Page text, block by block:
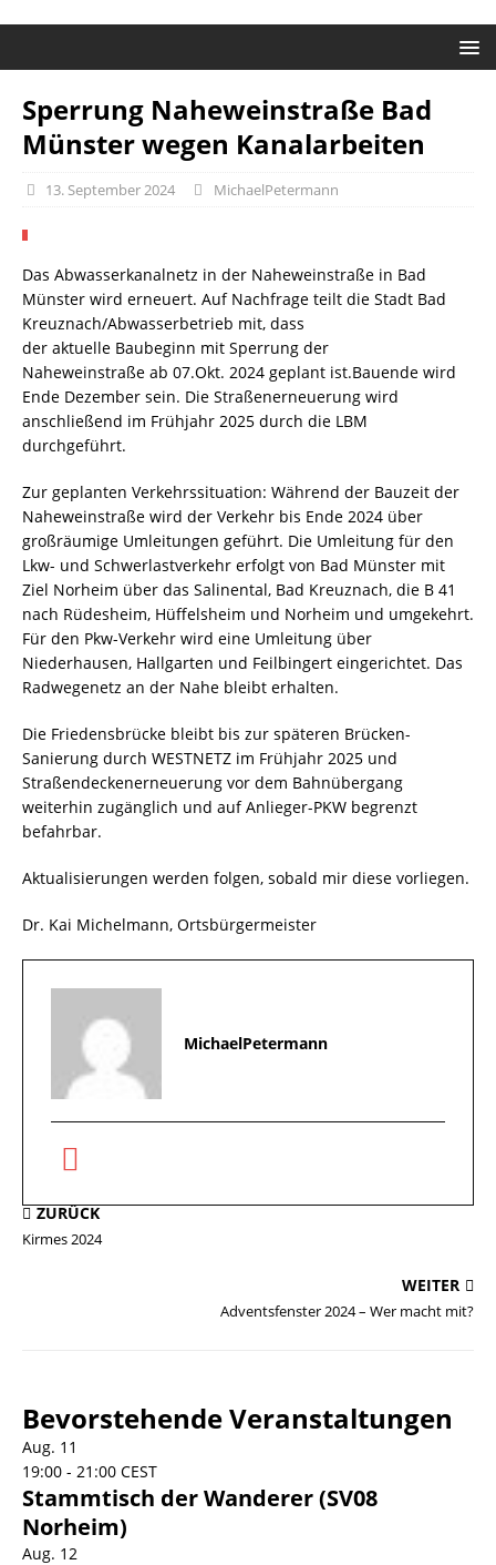
Sperrung Naheweinstraße Bad
Münster wegen Kanalarbeiten
13. September 2024 MichaelPetermann
Das Abwasserkanalnetz in der Naheweinstraße in Bad
Münster wird erneuert. Auf Nachfrage teilt die Stadt Bad
Kreuznach/Abwasserbetrieb mit, dass
der aktuelle Baubeginn mit Sperrung der
Naheweinstraße ab 07.Okt. 2024 geplant ist.Bauende wird
Ende Dezember sein. Die Straßenerneuerung wird
anschließend im Frühjahr 2025 durch die LBM
durchgeführt.
Zur geplanten Verkehrssituation: Während der Bauzeit der
Naheweinstraße wird der Verkehr bis Ende 2024 über
großräumige Umleitungen geführt. Die Umleitung für den
Lkw- und Schwerlastverkehr erfolgt von Bad Münster mit
Ziel Norheim über das Salinental, Bad Kreuznach, die B 41
nach Rüdesheim, Hüffelsheim und Norheim und umgekehrt.
Für den Pkw-Verkehr wird eine Umleitung über
Niederhausen, Hallgarten und Feilbingert eingerichtet. Das
Radwegenetz an der Nahe bleibt erhalten.
Die Friedensbrücke bleibt bis zur späteren Brücken-
Sanierung durch WESTNETZ im Frühjahr 2025 und
Straßendeckenerneuerung vor dem Bahnübergang
weiterhin zugänglich und auf Anlieger-PKW begrenzt
befahrbar.
Aktualisierungen werden folgen, sobald mir diese vorliegen.
Dr. Kai Michelmann, Ortsbürgermeister
MichaelPetermann
ZURÜCK
Kirmes 2024
WEITER
Adventsfenster 2024 – Wer macht mit?
Bevorstehende Veranstaltungen
Aug. 11
19:00 - 21:00 CEST
Stammtisch der Wanderer (SV08
Norheim)
Aug. 12